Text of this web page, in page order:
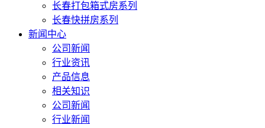
长春打包箱式房系列
长春快拼房系列
新闻中心
公司新闻
行业资讯
产品信息
相关知识
公司新闻
行业新闻